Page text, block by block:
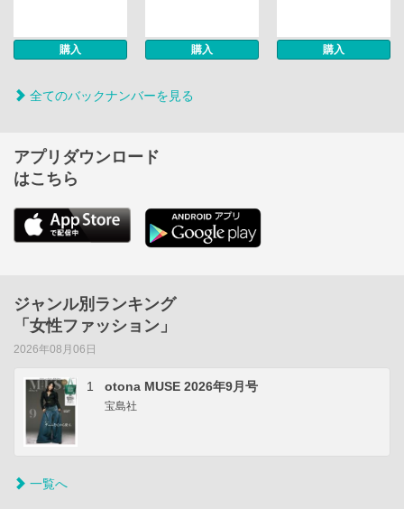
購入 購入 購入
全てのバックナンバーを見る
アプリダウンロード
はこちら
ジャンル別ランキング
「女性ファッション」
2026年08月06日
1 otona MUSE 2026年9月号
宝島社
一覧へ